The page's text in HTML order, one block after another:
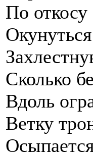
По откосу
Сколько
Вдоль
Ветку